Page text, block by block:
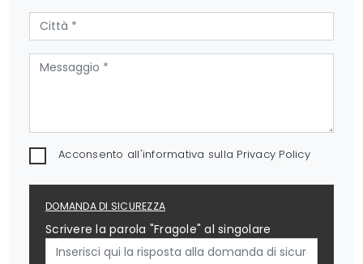
Acconsento all'informativa sulla Privacy Policy
DOMANDA DI SICUREZZA
Scrivere la parola "Fragole" al singolare